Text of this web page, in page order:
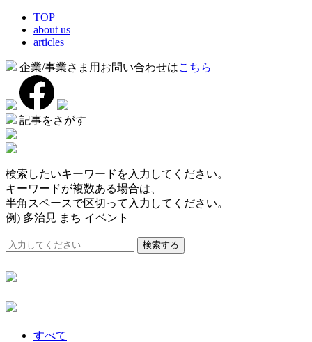
TOP
about us
articles
企業/事業さま用お問い合わせはこちら
記事をさがす
検索したいキーワードを入力してください。
キーワードが複数ある場合は、
半角スペースで区切って入力してください。
例) 多治見 まち イベント
検索する
すべて